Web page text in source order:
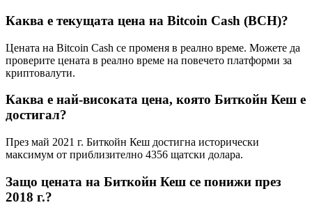
Каква е текущата цена на Bitcoin Cash (BCH)?
Цената на Bitcoin Cash се променя в реално време. Можете да
проверите цената в реално време на повечето платформи за
криптовалути.
Каква е най-високата цена, която Биткойн Кеш е
достигал?
През май 2021 г. Биткойн Кеш достигна исторически
максимум от приблизително 4356 щатски долара.
Защо цената на Биткойн Кеш се понижи през
2018 г.?